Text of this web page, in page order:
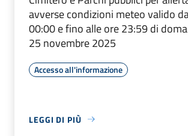
avverse condizioni meteo valido
00:00 e fino alle ore 23:59 di
25 novembre 2025
Accesso all'informazione
LEGGI DI PIÙ